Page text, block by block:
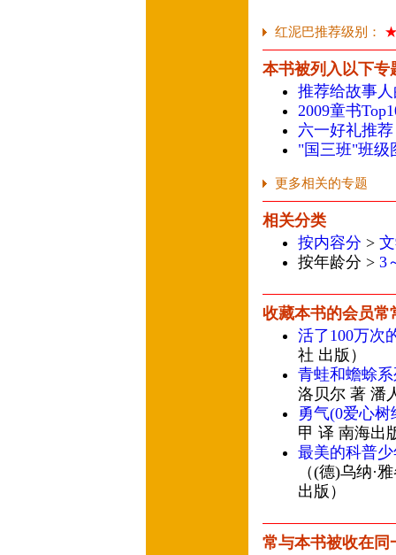
红泥巴推荐级别：
本书被列入以下专
推荐给故事
2009童书
六一好礼推
"国三班"班级
更多相关的专题
相关分类
按内容分 >
按年龄分 > 3
收藏本书的会员常
活了100万次
社 出版）
青蛙和蟾蜍
洛贝尔 著 潘
勇气(0爱心树
甲 译 南海出
最美的科普
（(德)乌纳·
出版）
常与本书被收在同